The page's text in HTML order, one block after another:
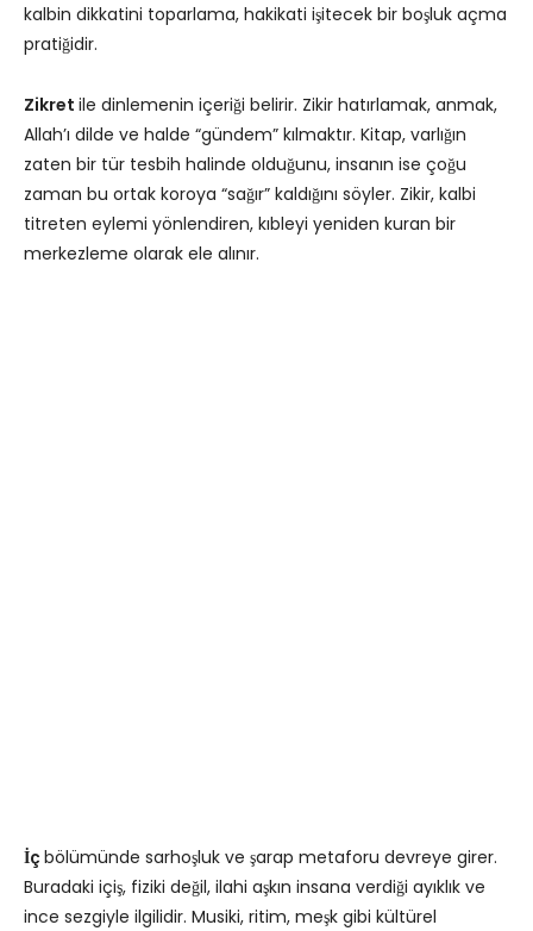
kalbin dikkatini toparlama, hakikati işitecek bir boşluk açma
pratiğidir.
Zikret ile dinlemenin içeriği belirir. Zikir hatırlamak, anmak,
Allah’ı dilde ve halde “gündem” kılmaktır. Kitap, varlığın
zaten bir tür tesbih halinde olduğunu, insanın ise çoğu
zaman bu ortak koroya “sağır” kaldığını söyler. Zikir, kalbi
titreten eylemi yönlendiren, kıbleyi yeniden kuran bir
merkezleme olarak ele alınır.
İç bölümünde sarhoşluk ve şarap metaforu devreye girer.
Buradaki içiş, fiziki değil, ilahi aşkın insana verdiği ayıklık ve
ince sezgiyle ilgilidir. Musiki, ritim, meşk gibi kültürel